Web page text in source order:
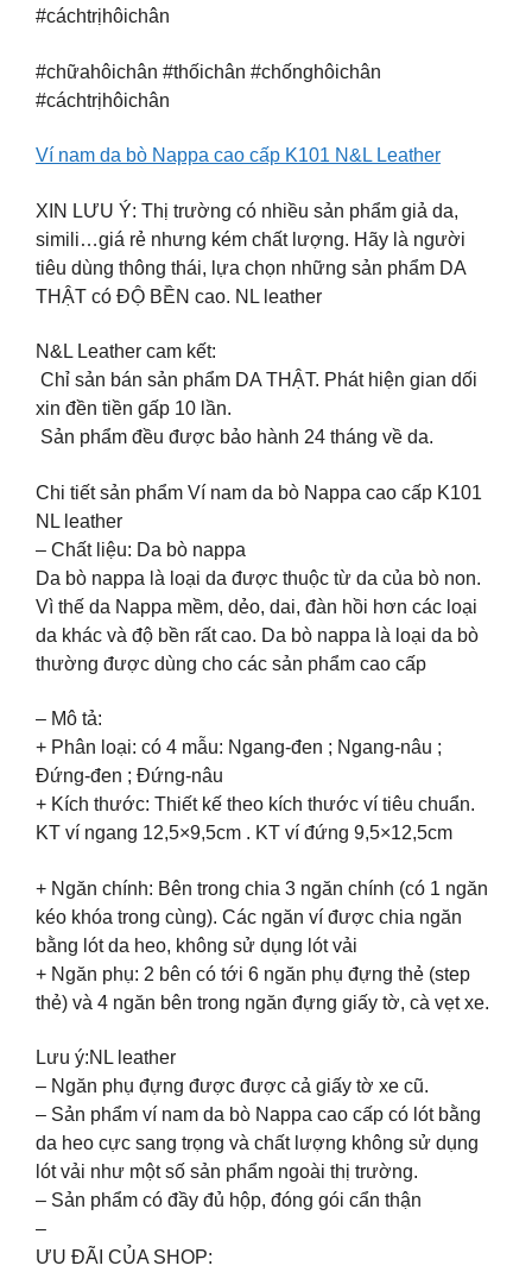
#cáchtrịhôichân
#chữahôichân #thốichân #chốnghôichân
#cáchtrịhôichân
Ví nam da bò Nappa cao cấp K101 N&L Leather
XIN LƯU Ý: Thị trường có nhiều sản phẩm giả da,
simili…giá rẻ nhưng kém chất lượng. Hãy là người
tiêu dùng thông thái, lựa chọn những sản phẩm DA
THẬT có ĐỘ BỀN cao. NL leather
N&L Leather cam kết:
️ Chỉ sản bán sản phẩm DA THẬT. Phát hiện gian dối
xin đền tiền gấp 10 lần.
️ Sản phẩm đều được bảo hành 24 tháng về da.
Chi tiết sản phẩm Ví nam da bò Nappa cao cấp K101
NL leather
– Chất liệu: Da bò nappa
Da bò nappa là loại da được thuộc từ da của bò non.
Vì thế da Nappa mềm, dẻo, dai, đàn hồi hơn các loại
da khác và độ bền rất cao. Da bò nappa là loại da bò
thường được dùng cho các sản phẩm cao cấp
– Mô tả:
+ Phân loại: có 4 mẫu: Ngang-đen ; Ngang-nâu ;
Đứng-đen ; Đứng-nâu
+ Kích thước: Thiết kế theo kích thước ví tiêu chuẩn.
KT ví ngang 12,5×9,5cm . KT ví đứng 9,5×12,5cm
+ Ngăn chính: Bên trong chia 3 ngăn chính (có 1 ngăn
kéo khóa trong cùng). Các ngăn ví được chia ngăn
bằng lót da heo, không sử dụng lót vải
+ Ngăn phụ: 2 bên có tới 6 ngăn phụ đựng thẻ (step
thẻ) và 4 ngăn bên trong ngăn đựng giấy tờ, cà vẹt xe.
Lưu ý:NL leather
– Ngăn phụ đựng được được cả giấy tờ xe cũ.
– Sản phẩm ví nam da bò Nappa cao cấp có lót bằng
da heo cực sang trọng và chất lượng không sử dụng
lót vải như một số sản phẩm ngoài thị trường.
– Sản phẩm có đầy đủ hộp, đóng gói cẩn thận
–
ƯU ĐÃI CỦA SHOP: